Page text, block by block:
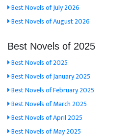
Best Novels of July 2026
Best Novels of August 2026
Best Novels of 2025
Best Novels of 2025
Best Novels of January 2025
Best Novels of February 2025
Best Novels of March 2025
Best Novels of April 2025
Best Novels of May 2025